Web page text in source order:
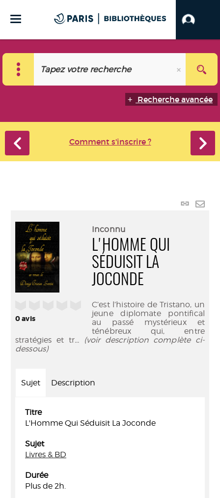
Recherche avancée
Comment s'inscrire ?
Lien
0avis
Inconnu
L'HOMME QUI
SÉDUISIT LA
JOCONDE
C’est l’histoire de Tristano, un
jeune diplomate pontifical
au passé mystérieux et
ténébreux qui, entre
stratégies et tr... (voir description complète ci-
dessous)
Sujet Description
Titre
L'Homme Qui Séduisit La Joconde
Sujet
Livres & BD
Durée
Plus de 2h.